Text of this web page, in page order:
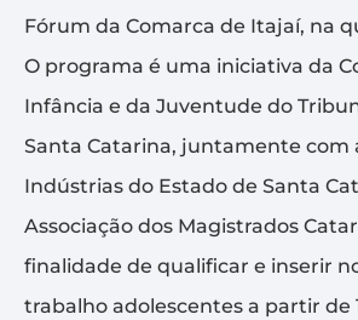
Fórum da Comarca de Itajaí, na
O programa é uma iniciativa da
Infância e da Juventude do
Santa Catarina, juntamente com
Indústrias do Estado de Santa
Associação dos Magistrados
finalidade de qualificar e inserir
trabalho adolescentes a partir de